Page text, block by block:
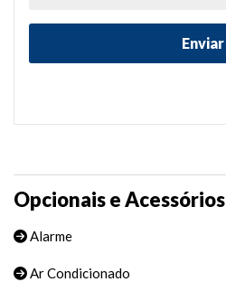
Opcionais e Acessórios
Alarme
Ar Condicionado